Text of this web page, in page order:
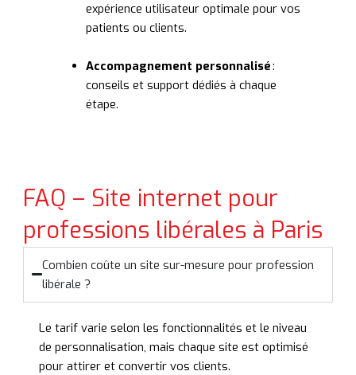
expérience utilisateur optimale pour vos
patients ou clients.
Accompagnement personnalisé:
conseils et support dédiés à chaque
étape.
FAQ – Site internet pour
professions libérales à Paris
Combien coûte un site sur-mesure pour profession
libérale ?
Le tarif varie selon les fonctionnalités et le niveau
de personnalisation, mais chaque site est optimisé
pour attirer et convertir vos clients.